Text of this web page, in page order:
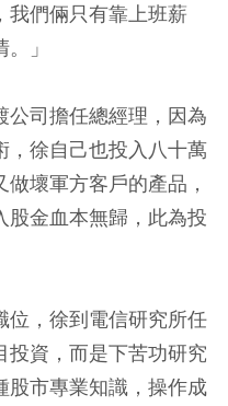
我們倆只有靠上班薪
」
公司擔任總經理，因為
，徐自己也投入八十萬
壞軍方客戶的產品，
股金血本無歸，此為投
位，徐到電信研究所任
投資，而是下苦功研究
股市專業知識，操作成